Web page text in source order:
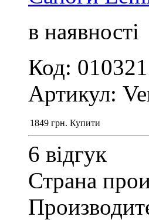
в наявності
Код: 010321
Артикул:
1849 грн. Купити
6 відгук
Страна